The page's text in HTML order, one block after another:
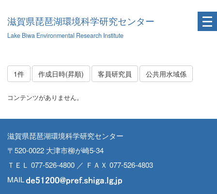
滋賀県琵琶湖環境科学研究センター
Lake Biwa Environmental Research Institute
1件 作成日時(昇順) 客員研究員 公共用水域係
コンテンツがありません。
滋賀県琵琶湖環境科学研究センター
〒520-0022 大津市柳が崎5-34
ＴＥＬ 077-526-4800 ／ ＦＡＸ 077-526-4803
MAIL